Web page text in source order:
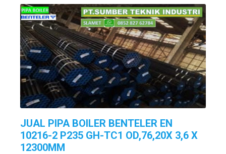
JUAL PIPA BOILER BENTELER EN
10216-2 P235 GH-TC1 OD,76,20X 3,6 X
12300MM